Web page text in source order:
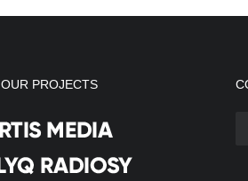
OUR PROJECTS